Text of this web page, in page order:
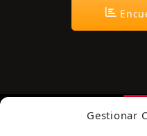
Gestionar